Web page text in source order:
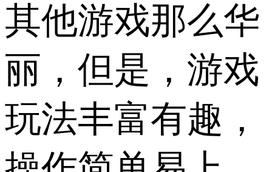
其他游戏那么华
丽，但是，游戏
玩法丰富有趣，